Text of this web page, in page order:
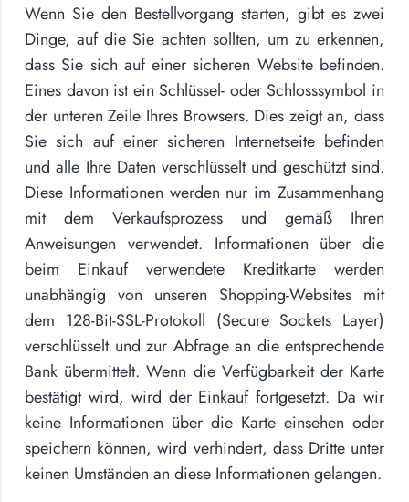
Wenn Sie den Bestellvorgang starten, gibt es zwei
Dinge, auf die Sie achten sollten, um zu erkennen,
dass Sie sich auf einer sicheren Website befinden.
Eines davon ist ein Schlüssel- oder Schlosssymbol in
der unteren Zeile Ihres Browsers. Dies zeigt an, dass
Sie sich auf einer sicheren Internetseite befinden
und alle Ihre Daten verschlüsselt und geschützt sind.
Diese Informationen werden nur im Zusammenhang
mit dem Verkaufsprozess und gemäß Ihren
Anweisungen verwendet. Informationen über die
beim Einkauf verwendete Kreditkarte werden
unabhängig von unseren Shopping-Websites mit
dem 128-Bit-SSL-Protokoll (Secure Sockets Layer)
verschlüsselt und zur Abfrage an die entsprechende
Bank übermittelt. Wenn die Verfügbarkeit der Karte
bestätigt wird, wird der Einkauf fortgesetzt. Da wir
keine Informationen über die Karte einsehen oder
speichern können, wird verhindert, dass Dritte unter
keinen Umständen an diese Informationen gelangen.